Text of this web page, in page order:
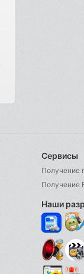
Сервисы
Получение
Получение
Наши